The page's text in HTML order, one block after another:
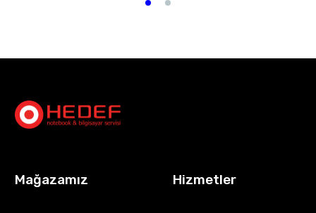
Mağazamız Hizmetler